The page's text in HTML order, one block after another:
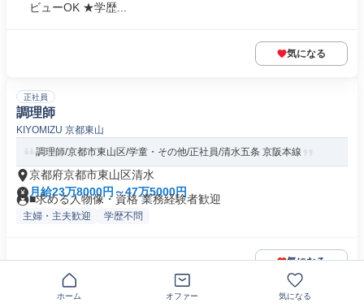
ビューOK ★学歴...
気になる
正社員
調理師
KIYOMIZU 京都東山
調理師/京都市東山区/学童・その他/正社員/清水五条 京阪本線
京都府京都市東山区清水
月給23万8000円～47万5000円
■求める人物像・資格 業務経験者歓迎
主婦・主夫歓迎 学歴不問
気になる
ホーム オファー 気になる